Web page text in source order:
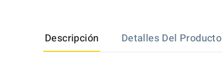
Descripción Detalles Del Producto